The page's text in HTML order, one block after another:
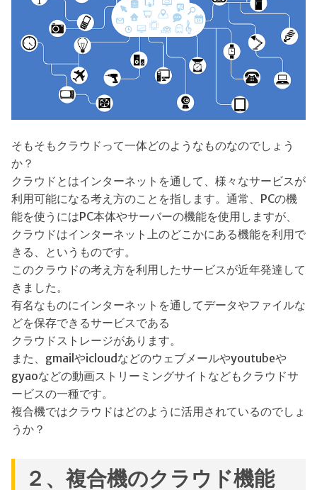
そもそもクラウドって一体どのようなものなのでしょう
か？
クラウドとはインターネットを通して、様々なサービスが
利用可能になる考え方のことを指します。通常、PCの機
能を使うにはPC本体やサーバーの機能を使用しますが、
クラウドはインターネット上のどこかにある機能を利用で
きる、というものです。
このクラウドの考え方を利用したサービスが近年発達して
きました。
有名なものにインターネットを通してデータやファイルな
どを保存できるサービスである
クラウドストレージがあります。
また、gmailやicloudなどのウェブメールやyoutubeや
gyaoなどの動画ストリーミングサイトなどもクラウドサ
ービスの一種です。
複合機ではクラウドはどのように活用されているのでしょ
うか？
２、複合機のクラウド機能